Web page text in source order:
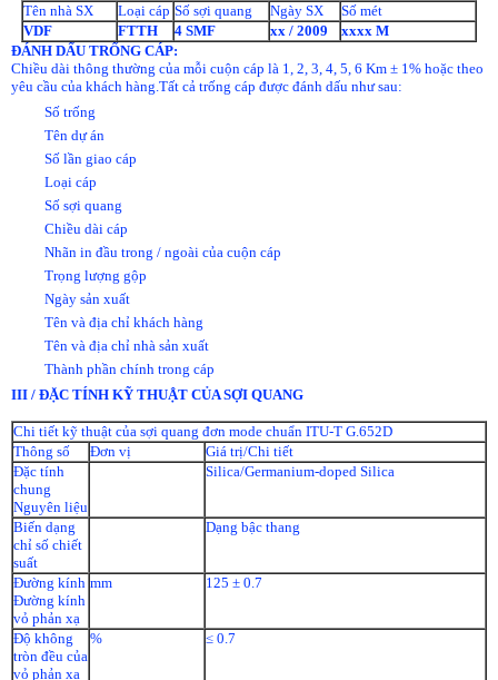
Tên nhà SX
Loại cáp Số sợi quang Ngày SX
Số mét
VDF
FTTH 4 SMF xx / 2009 xxxx M
ĐÁNH DẤU TRỐNG CÁP:
Chiều dài thông thường của mỗi cuộn cáp là 1, 2, 3, 4, 5, 6 Km ± 1% hoặc theo
yêu cầu của khách hàng.Tất cả trống cáp được đánh dấu như sau:
Số trống
Tên dự án
Số lần giao cáp
Loại cáp
Số sợi quang
Chiều dài cáp
Nhãn in đầu trong / ngoài của cuộn cáp
Trọng lượng gộp
Ngày sản xuất
Tên và địa chỉ khách hàng
Tên và địa chỉ nhà sản xuất
Thành phần chính trong cáp
III / ĐẶC TÍNH KỸ THUẬT CỦA SỢI QUANG
Chi tiết kỹ thuật của sợi quang đơn mode chuẩn ITU-T G.652D
Thông số
Đơn vị
Giá trị/Chi tiết
Đặc tính
chung
Nguyên liệu
Silica/Germanium-doped Silica
Biến dạng
chỉ số chiết
suất
Dạng bậc thang
Đường kính
Đường kính
vỏ phản xạ
mm 125 ± 0.7
Độ không
tròn đều của
vỏ phản xạ
% ≤ 0.7